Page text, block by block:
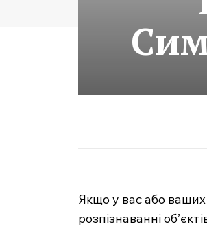
Якщо у вас або
розпізнаванні